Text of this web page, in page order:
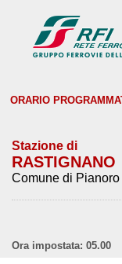
ORARIO
Stazione di
RASTIGNANO
Comune di Pianoro
Ora impostata: 05.00